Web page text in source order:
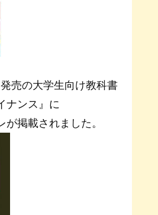
売の大学生向け教科書
ナンス』に
掲載されました。